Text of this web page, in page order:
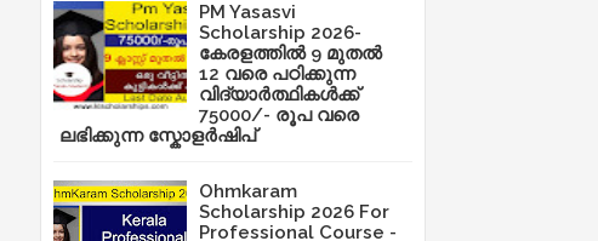
PM Yasasvi
Scholarship 2026-
കേരളത്തിൽ 9 മുതൽ
12 വരെ പഠിക്കുന്ന
വിദ്യാർത്ഥികൾക്ക്
75000/- രൂപ വരെ
ലഭിക്കുന്ന സ്കോളർഷിപ്
Ohmkaram
Scholarship 2026 For
Professional Course -